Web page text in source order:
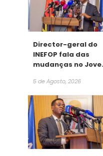
Director-geral do
INEFOP fala das
mudanças no
5 de Agosto, 2026